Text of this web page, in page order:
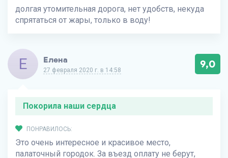
долгая утомительная дорога, нет удобств, некуда
спрятаться от жары, только в воду!
Е Елена
27 февраля 2020 г. в 14:58 9,0
Покорила наши сердца
ПОНРАВИЛОСЬ:
Это очень интересное и красивое место,
палаточный городок. За въезд оплату не берут,